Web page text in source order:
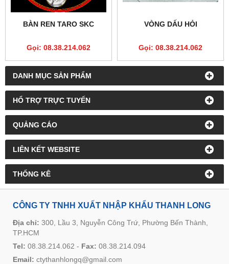
DANH MỤC SẢN PHẨM
HỔ TRỢ TRỰC TUYẾN
QUẢNG CÁO
LIÊN KẾT WEBSITE
THỐNG KÊ
BÀN REN TARO SKC
Gọi: 08.38.214.062
VÒNG DẤU HỎI
Gọi: 08.38.214.062
CÔNG TY TNHH XUẤT NHẬP KHẨU THANH LONG
Địa chỉ: 300, Lầu 3, Nguyễn Công Trứ, Phường Bến Thành,
TP.HCM
Tel: 08.38.214.062 - Fax: 08.38.214.094
Email: ctythanhlongq@gmail.com